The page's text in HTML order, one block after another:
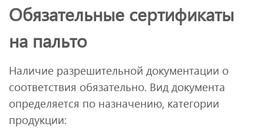
Обязательные сертификаты
на пальто
Наличие разрешительной документации о
соответствия обязательно. Вид документа
определяется по назначению, категории
продукции: